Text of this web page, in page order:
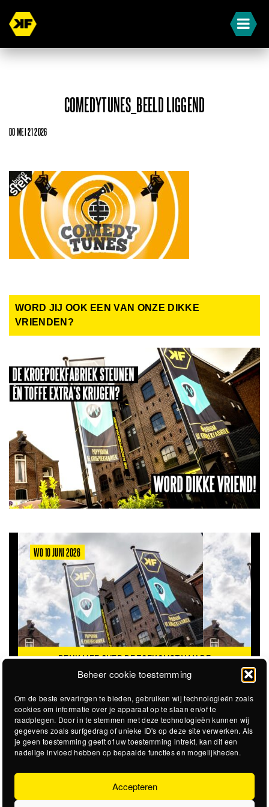
Beheer cookie toestemming
Om de beste ervaringen te bieden, gebruiken wij technologieën zoals
cookies om informatie over je apparaat op te slaan en/of te
raadplegen. Door in te stemmen met deze technologieën kunnen wij
gegevens zoals surfgedrag of unieke ID's op deze site verwerken. Als
je geen toestemming geeft of uw toestemming intrekt, kan dit een
nadelige invloed hebben op bepaalde functies en mogelijkheden.
Accepteren
COMEDYTUNES_BEELD LIGGEND
DO MEI 21 2026
WORD JIJ OOK EEN VAN ONZE DIKKE
VRIENDEN?
WO 10 JUNI 2026
DENK MEE OVER DE TOEKOMST VAN DE
KROEPOEKFABRIEK